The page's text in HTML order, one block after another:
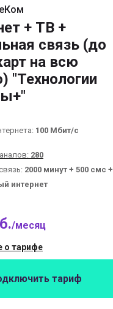
+ ТВ +
связь (до
на всю
"Технологии
100 Мбит/с
280
2000 минут + 500 смс +
интернет
/месяц
о тарифе
тариф